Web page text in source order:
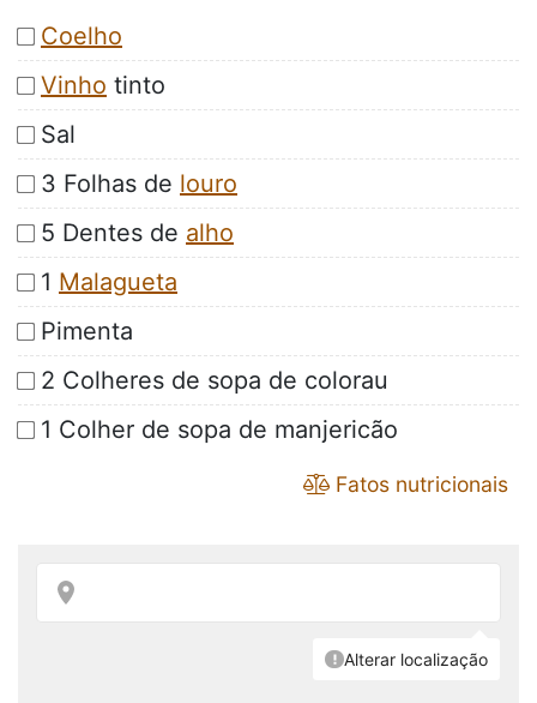
Coelho
Vinho tinto
Sal
3 Folhas de louro
5 Dentes de alho
1 Malagueta
Pimenta
2 Colheres de sopa de colorau
1 Colher de sopa de manjericão
Fatos nutricionais